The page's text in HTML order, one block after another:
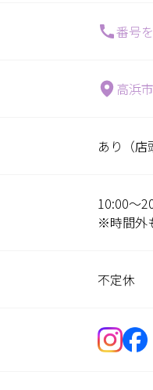
番号
高浜
あり（店
10:00～
※時間外
不定休